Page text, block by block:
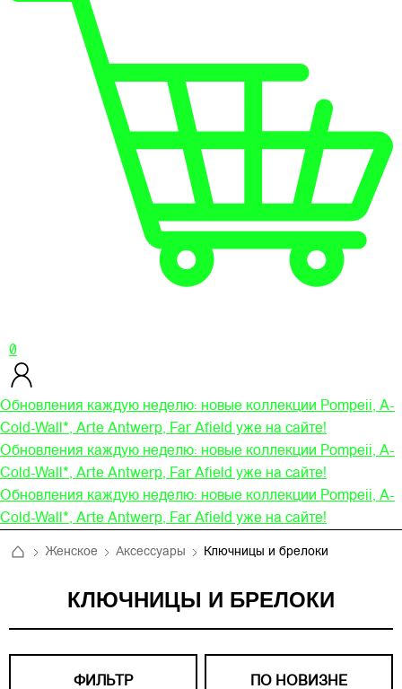
0
Обновления каждую неделю: новые коллекции Pompeii, A-
Cold-Wall*, Arte Antwerp, Far Afield уже на сайте!
Обновления каждую неделю: новые коллекции Pompeii, A-
Cold-Wall*, Arte Antwerp, Far Afield уже на сайте!
Обновления каждую неделю: новые коллекции Pompeii, A-
Cold-Wall*, Arte Antwerp, Far Afield уже на сайте!
Женское Аксессуары Ключницы и брелоки
КЛЮЧНИЦЫ И БРЕЛОКИ
ФИЛЬТР ПО НОВИЗНЕ